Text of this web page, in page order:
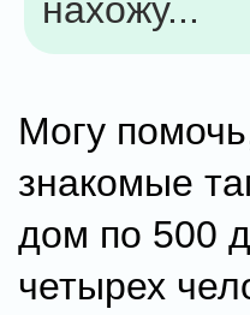
нахожу...
Могу
знакомые
дом по 500
четырех